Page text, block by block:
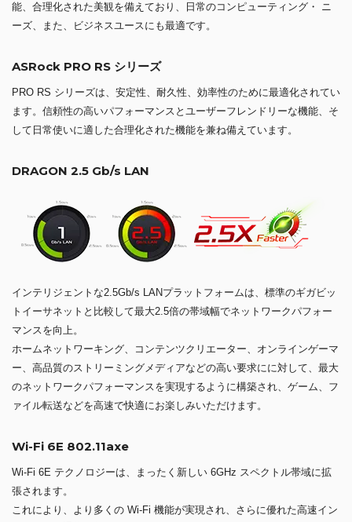
能、合理化された美観を備えており、日常のコンピューティング・ ニ
ーズ、また、ビジネスユースにも最適です。
ASRock PRO RS シリーズ
PRO RS シリーズは、安定性、耐久性、効率性のために最適化されてい
ます。信頼性の高いパフォーマンスとユーザーフレンドリーな機能、そ
して日常使いに適した合理化された機能を兼ね備えています。
DRAGON 2.5 Gb/s LAN
インテリジェントな2.5Gb/s LANプラットフォームは、標準のギガビッ
トイーサネットと比較して最大2.5倍の帯域幅でネットワークパフォー
マンスを向上。
ホームネットワーキング、コンテンツクリエーター、オンラインゲーマ
ー、高品質のストリーミングメディアなどの高い要求にに対して、最大
のネットワークパフォーマンスを実現するように構築され、ゲーム、フ
ァイル転送などを高速で快適にお楽しみいただけます。
Wi-Fi 6E 802.11axe
Wi-Fi 6E テクノロジーは、まったく新しい 6GHz スペクトル帯域に拡
張されます。
これにより、より多くの Wi-Fi 機能が実現され、さらに優れた高速イン